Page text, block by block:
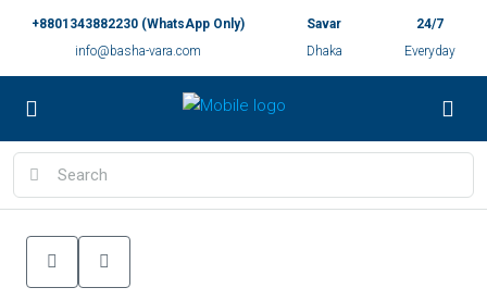
+8801343882230 (WhatsApp Only)
info@basha-vara.com
Savar
Dhaka
24/7
Everyday